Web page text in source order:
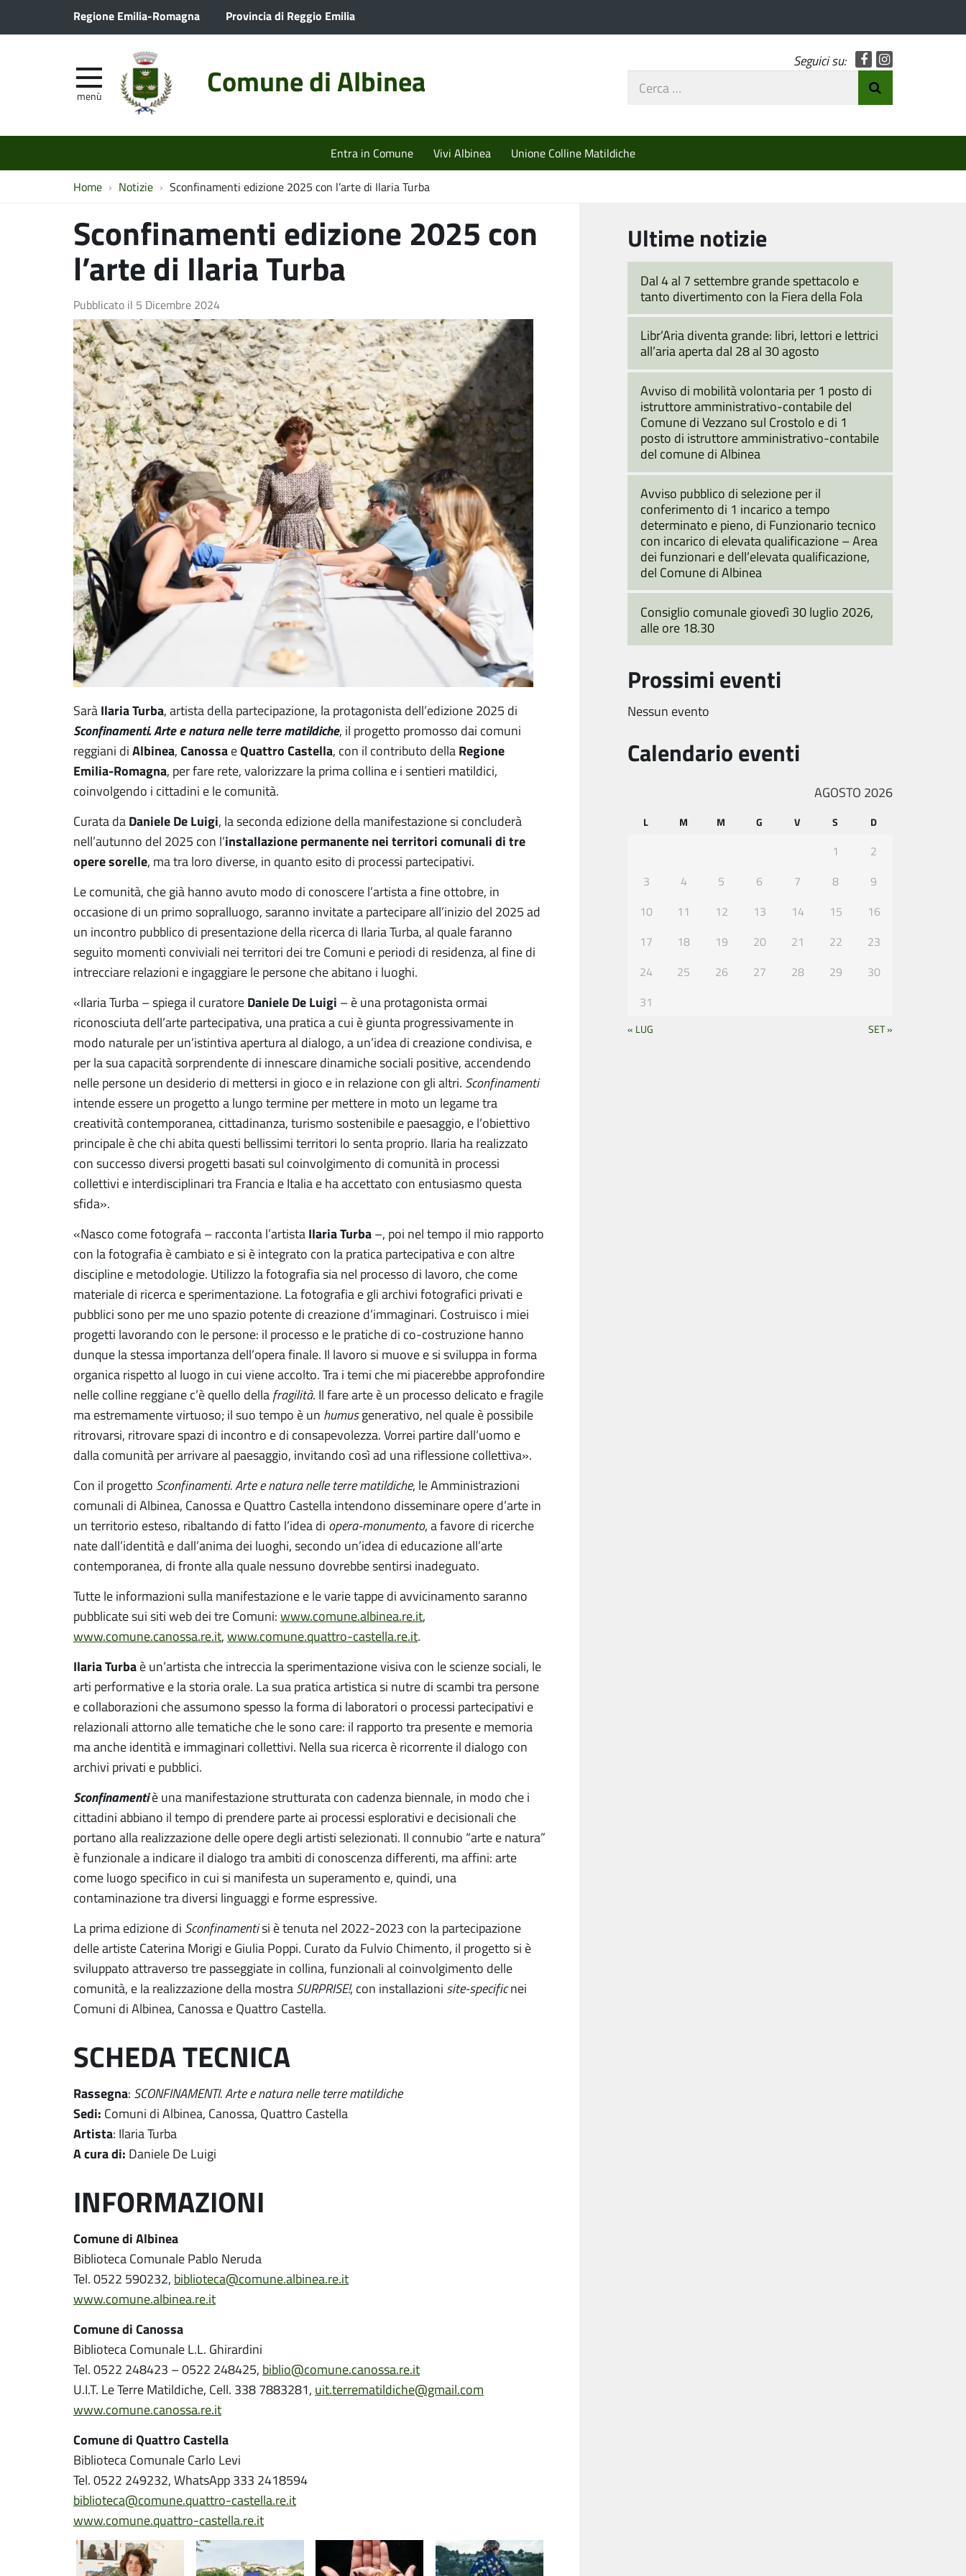
Regione Emilia-Romagna Provincia di Reggio Emilia
Comune di Albinea
menù
Seguici su: Facebook
Cerca
Entra in Comune Vivi Albinea Unione Colline Matildiche
Home Notizie Sconfinamenti edizione 2025 con l’arte di Ilaria Turba
Sconfinamenti edizione 2025 con
l’arte di Ilaria Turba
Pubblicato il 5 Dicembre 2024
Sarà Ilaria Turba, artista della partecipazione, la protagonista dell’edizione 2025 di
Sconfinamenti. Arte e natura nelle terre matildiche, il progetto promosso dai comuni
reggiani di Albinea, Canossa eQuattro Castella, con il contributo della Regione
Emilia-Romagna, per fare rete, valorizzare la prima collina e i sentieri matildici,
coinvolgendo i cittadini e le comunità.
Curata da Daniele De Luigi, la seconda edizione della manifestazione si concluderà
nell’autunno del 2025 con l’installazione permanente nei territori comunali di tre
opere sorelle, ma tra loro diverse, in quanto esito di processi partecipativi.
Le comunità, che già hanno avuto modo di conoscere l’artista a fine ottobre, in
occasione di un primo sopralluogo, saranno invitate a partecipare all’inizio del 2025 ad
un incontro pubblico di presentazione della ricerca di Ilaria Turba, al quale faranno
seguito momenti conviviali nei territori dei tre Comuni e periodi di residenza, al fine di
intrecciare relazioni e ingaggiare le persone che abitano i luoghi.
«Ilaria Turba – spiega il curatore Daniele De Luigi – è una protagonista ormai
riconosciuta dell’arte partecipativa, una pratica a cui è giunta progressivamente in
modo naturale per un’istintiva apertura al dialogo, a un’idea di creazione condivisa, e
per la sua capacità sorprendente di innescare dinamiche sociali positive, accendendo
nelle persone un desiderio di mettersi in gioco e in relazione con gli altri. Sconfinamenti
intende essere un progetto a lungo termine per mettere in moto un legame tra
creatività contemporanea, cittadinanza, turismo sostenibile e paesaggio, e l’obiettivo
principale è che chi abita questi bellissimi territori lo senta proprio. Ilaria ha realizzato
con successo diversi progetti basati sul coinvolgimento di comunità in processi
collettivi e interdisciplinari tra Francia e Italia e ha accettato con entusiasmo questa
sfida».
«Nasco come fotografa – racconta l’artista Ilaria Turba –, poi nel tempo il mio rapporto
con la fotografia è cambiato e si è integrato con la pratica partecipativa e con altre
discipline e metodologie. Utilizzo la fotografia sia nel processo di lavoro, che come
materiale di ricerca e sperimentazione. La fotografia e gli archivi fotografici privati e
pubblici sono per me uno spazio potente di creazione d’immaginari. Costruisco i miei
progetti lavorando con le persone: il processo e le pratiche di co-costruzione hanno
dunque la stessa importanza dell’opera finale. Il lavoro si muove e si sviluppa in forma
organica rispetto al luogo in cui viene accolto. Tra i temi che mi piacerebbe approfondire
nelle colline reggiane c’è quello della fragilità. Il fare arte è un processo delicato e fragile
ma estremamente virtuoso; il suo tempo è un humusgenerativo, nel quale è possibile
ritrovarsi, ritrovare spazi di incontro e di consapevolezza. Vorrei partire dall’uomo e
dalla comunità per arrivare al paesaggio, invitando così ad una riflessione collettiva».
Con il progetto Sconfinamenti. Arte e natura nelle terre matildiche, le Amministrazioni
comunali di Albinea, Canossa e Quattro Castella intendono disseminare opere d’arte in
un territorio esteso, ribaltando di fatto l’idea di opera-monumento, a favore di ricerche
nate dall’identità e dall’anima dei luoghi, secondo un’idea di educazione all’arte
contemporanea, di fronte alla quale nessuno dovrebbe sentirsi inadeguato.
Tutte le informazioni sulla manifestazione e le varie tappe di avvicinamento saranno
pubblicate sui siti web dei tre Comuni: www.comune.albinea.re.it,
www.comune.canossa.re.it, www.comune.quattro-castella.re.it.
Ilaria Turba è un’artista che intreccia la sperimentazione visiva con le scienze sociali, le
arti performative e la storia orale. La sua pratica artistica si nutre di scambi tra persone
e collaborazioni che assumono spesso la forma di laboratori o processi partecipativi e
relazionali attorno alle tematiche che le sono care: il rapporto tra presente e memoria
ma anche identità e immaginari collettivi. Nella sua ricerca è ricorrente il dialogo con
archivi privati e pubblici.
Sconfinamentiè una manifestazione strutturata con cadenza biennale, in modo che i
cittadini abbiano il tempo di prendere parte ai processi esplorativi e decisionali che
portano alla realizzazione delle opere degli artisti selezionati. Il connubio “arte e natura”
è funzionale a indicare il dialogo tra ambiti di conoscenza differenti, ma affini: arte
come luogo specifico in cui si manifesta un superamento e, quindi, una
contaminazione tra diversi linguaggi e forme espressive.
La prima edizione di Sconfinamentisi è tenuta nel 2022-2023 con la partecipazione
delle artiste Caterina Morigi e Giulia Poppi. Curato da Fulvio Chimento, il progetto si è
sviluppato attraverso tre passeggiate in collina, funzionali al coinvolgimento delle
comunità, e la realizzazione della mostra SURPRISE!, con installazioni site-specificnei
Comuni di Albinea, Canossa e Quattro Castella.
SCHEDA TECNICA
Rassegna: SCONFINAMENTI. Arte e natura nelle terre matildiche
Sedi: Comuni di Albinea, Canossa, Quattro Castella
Artista: Ilaria Turba
A cura di: Daniele De Luigi
INFORMAZIONI
Comune di Albinea
Biblioteca Comunale Pablo Neruda
Tel. 0522 590232, biblioteca@comune.albinea.re.it
www.comune.albinea.re.it
Comune di Canossa
Biblioteca Comunale L.L. Ghirardini
Tel. 0522 248423 – 0522 248425, biblio@comune.canossa.re.it
U.I.T. Le Terre Matildiche, Cell. 338 7883281, uit.terrematildiche@gmail.com
www.comune.canossa.re.it
Comune di QuattroCastella
Biblioteca Comunale Carlo Levi
Tel. 0522 249232, WhatsApp 333 2418594
biblioteca@comune.quattro-castella.re.it
www.comune.quattro-castella.re.it
Ultime notizie
Dal 4 al 7 settembre grande spettacolo e
tanto divertimento con la Fiera della Fola
Libr’Aria diventa grande: libri, lettori e lettrici
all’aria aperta dal 28 al 30 agosto
Avviso di mobilità volontaria per 1 posto di
istruttore amministrativo-contabile del
Comune di Vezzano sul Crostolo e di 1
posto di istruttore amministrativo-contabile
del comune di Albinea
Avviso pubblico di selezione per il
conferimento di 1 incarico a tempo
determinato e pieno, di Funzionario tecnico
con incarico di elevata qualificazione – Area
dei funzionari e dell’elevata qualificazione,
del Comune di Albinea
Consiglio comunale giovedì 30 luglio 2026,
alle ore 18.30
Prossimi eventi
Nessun evento
Calendario eventi
AGOSTO 2026
L M M G V S D
1
2
3
4 5 6 7 8
9
10
11 12 13 14 15
16
17
18 19 20 21 22
23
24
25 26 27 28 29
30
31
« LUG SET »